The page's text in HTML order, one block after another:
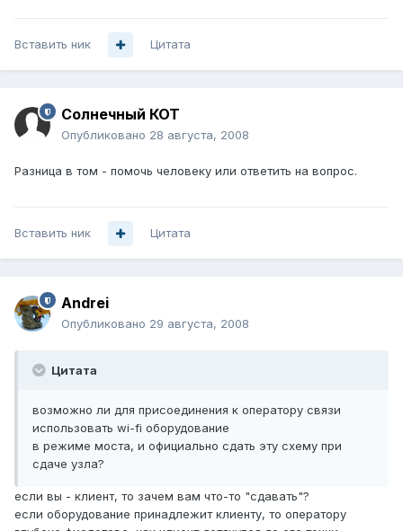
Вставить ник Цитата
Солнечный КОТ
Опубликовано 28 августа, 2008
Разница в том - помочь человеку или ответить на вопрос.
Вставить ник Цитата
Andrei
Опубликовано 29 августа, 2008
Цитата
возможно ли для присоединения к оператору связи
использовать wi-fi оборудование
в режиме моста, и официально сдать эту схему при
сдаче узла?
если вы - клиент, то зачем вам что-то "сдавать"?
если оборудование принадлежит клиенту, то оператору